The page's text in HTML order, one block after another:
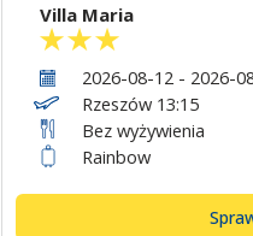
Villa Maria
2026-08-12 - 2026-
Rzeszów 13:15
Bez wyżywienia
Rainbow